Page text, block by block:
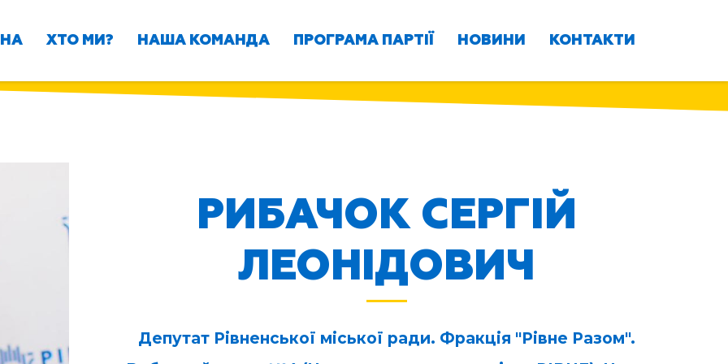
ХТО МИ? НАША КОМАНДА ПРОГРАМА ПАРТІЇ НОВИНИ КОНТАКТИ
РИБАЧОК СЕРГІЙ
ЛЕОНІДОВИЧ
Депутат Рівненської міської ради. Фракція "Рівне Разом".